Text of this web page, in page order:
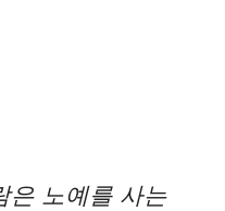
은 노예를 사는